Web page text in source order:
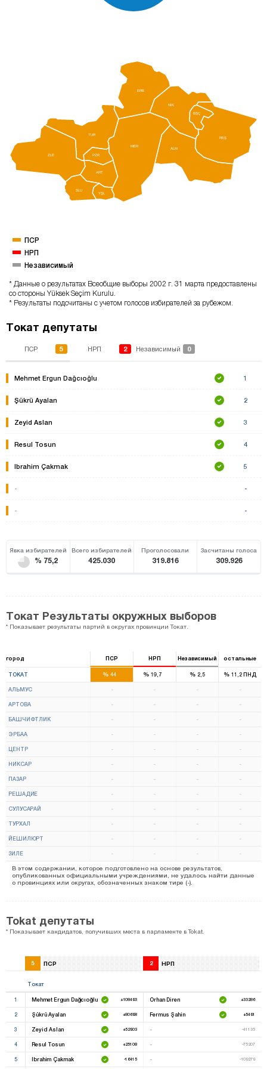
ALM
ART
ERB
NİK
REŞ
MER
TUR
ZLE PZR
YŞL
BŞÇ
SLU
ПСР
НРП
Независимый
* Данные о результатах Всеобщие выборы 2002 г. 31 марта предоставлены
со стороны Yüksek Seçim Kurulu.
* Результаты подсчитаны с учетом голосов избирателей за рубежом.
Токат депутаты
ПСР 5 НРП 2 Независимый 0
Mehmet Ergun Dağcıoğlu 1
Şükrü Ayalan 2
Zeyid Aslan 3
Resul Tosun 4
Ibrahim Çakmak 5
- -
- -
Явка избирателей
% 75,2
Всего избирателей
425.030
Проголосовали
319.816
Засчитаны голоса
309.926
Токат Результаты окружных выборов
* Показывает результаты партий в округах провинции Токат.
город ПСР НРП Независимый остальные
ТОКАТ % 44
5
% 19,7
2
% 2,5 % 11,2ПНД
АЛЬМУС - - - -
АРТОВА - - - -
БАШЧИФТЛИК - - - -
ЭРБАА - - - -
ЦЕНТР - - - -
НИКСАР - - - -
ПАЗАР - - - -
РЕШАДИЕ - - - -
СУЛУСАРАЙ - - - -
ТУРХАЛ - - - -
ЙЕШИЛЮРТ - - - -
ЗИЛЕ - - - -
В этом содержании, которое подготовлено на основе результатов,
опубликованных официальными учреждениями, не удалось найти данные
о провинциях или округах, обозначенных знаком тире (-).
Tokat депутаты
* Показывает кандидатов, получивших места в парламенте в Tokat.
5 ПСР 2 НРП
Токат
1 Mehmet Ergun Dağcıoğlu +108493 Orhan Diren +33286
2 Şükrü Ayalan +80698 Fermus Şahin +5491
3 Zeyid Aslan +52903 - -41135
4 Resul Tosun +25108 - -75207
5 Ibrahim Çakmak -16415 - -109279